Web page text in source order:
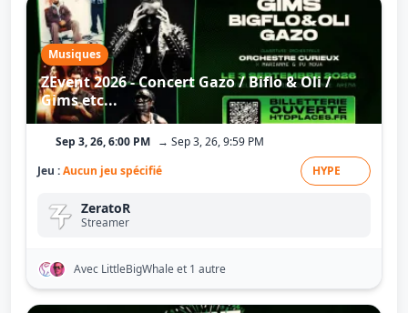
Musiques
ZEvent 2026 - Concert Gazo / Biflo & Oli /
Gims etc...
Sep 3, 26, 6:00 PM → Sep 3, 26, 9:59 PM
Jeu :Aucun jeu spécifié HYPE
ZeratoR
Streamer
Avec LittleBigWhaleet 1 autre